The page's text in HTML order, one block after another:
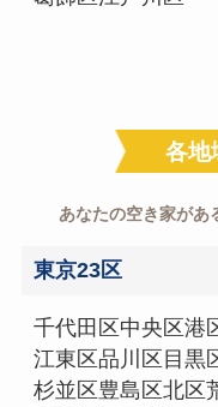
各地
あなたの空き家があ
東京23区
千代田区中央区港
江東区品川区目黒
杉並区豊島区北区